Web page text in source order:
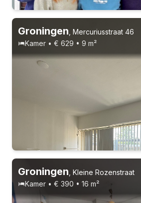
1-9-26 - 1-3-27 7 huisgenoten
Groningen Mercuriusstraat 46
Kamer • € 629 • 9 m²
Groningen Kleine Rozenstraat
Kamer • € 390 • 16 m²